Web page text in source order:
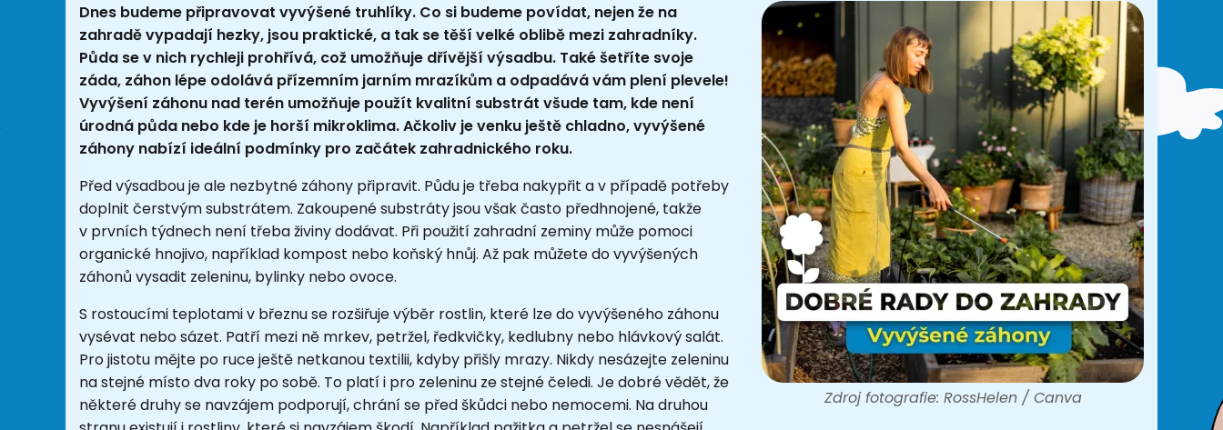
Zdroj fotografie: RossHelen / Canva
Dnes budeme připravovat vyvýšené truhlíky. Co si budeme povídat, nejen že na
zahradě vypadají hezky, jsou praktické, a tak se těší velké oblibě mezi zahradníky.
Půda se v nich rychleji prohřívá, což umožňuje dřívější výsadbu. Také šetříte svoje
záda, záhon lépe odolává přízemním jarním mrazíkům a odpadává vám plení plevele!
Vyvýšení záhonu nad terén umožňuje použít kvalitní substrát všude tam, kde není
úrodná půda nebo kde je horší mikroklima. Ačkoliv je venku ještě chladno, vyvýšené
záhony nabízí ideální podmínky pro začátek zahradnického roku.
Před výsadbou je ale nezbytné záhony připravit. Půdu je třeba nakypřit a v případě potřeby
doplnit čerstvým substrátem. Zakoupené substráty jsou však často předhnojené, takže
v prvních týdnech není třeba živiny dodávat. Při použití zahradní zeminy může pomoci
organické hnojivo, například kompost nebo koňský hnůj. Až pak můžete do vyvýšených
záhonů vysadit zeleninu, bylinky nebo ovoce.
S rostoucími teplotami v březnu se rozšiřuje výběr rostlin, které lze do vyvýšeného záhonu
vysévat nebo sázet. Patří mezi ně mrkev, petržel, ředkvičky, kedlubny nebo hlávkový salát.
Pro jistotu mějte po ruce ještě netkanou textilii, kdyby přišly mrazy. Nikdy nesázejte zeleninu
na stejné místo dva roky po sobě. To platí i pro zeleninu ze stejné čeledi. Je dobré vědět, že
některé druhy se navzájem podporují, chrání se před škůdci nebo nemocemi. Na druhou